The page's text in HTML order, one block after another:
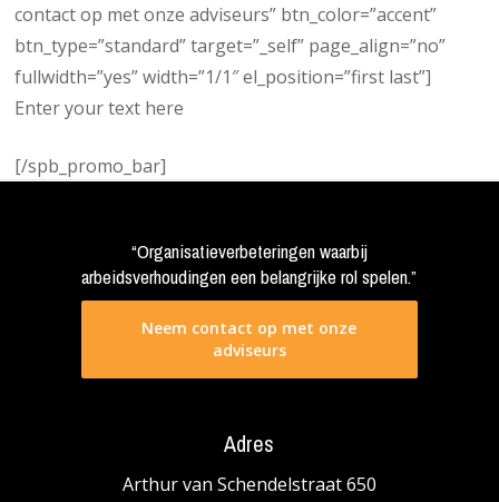
contact op met onze adviseurs” btn_color=”accent”
btn_type=”standard” target=”_self” page_align=”no”
fullwidth=”yes” width=”1/1″ el_position=”first last”]
Enter your text here
[/spb_promo_bar]
“Organisatieverbeteringen waarbij
arbeidsverhoudingen een belangrijke rol spelen.”
Neem contact op met onze
adviseurs
Adres
Arthur van Schendelstraat 650